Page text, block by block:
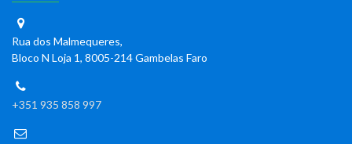
Rua dos Malmequeres,
Bloco N Loja 1, 8005-214 Gambelas Faro
+351 935 858 997